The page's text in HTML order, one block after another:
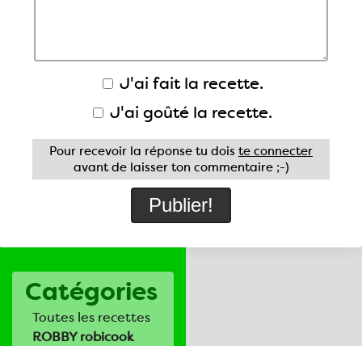
Catégories
Toutes les recettes
ROBBY robicook
J'ai fait la recette.
J'ai goûté la recette.
Pour recevoir la réponse tu dois te connecter
avant de laisser ton commentaire ;-)